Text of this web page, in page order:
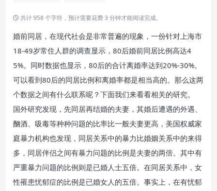
共计 958 个字符，预计需要花费 3 分钟才能阅读完成。
婚前同居，在现代社会是非常普遍的现象，一份针对上海市
18-49岁常住人群的调查显示，80后婚前同居比例高达4
5%。同时数据也显示，80后的合计离婚率达到20%-30%。
可以看到80后的同居比例和离婚率都是相当高的。那么这两
个数据之间有什么联系呢？下面我们来看看相关的研究。
国外研究发现，先同居再结婚的夫妻，其婚后遭遇的外遇、
酗酒、吸毒等种种问题的比率比一般夫妻更高，美国权威家
庭暴力机构也发现，同居关系中的暴力比婚姻关系中的来得
多，同居伴侣之间有暴力问题的比例是夫妻的两倍。其中有
严重暴力问题的比例则是已婚人士五倍。在同居关系中，女
性罹患忧郁症的比例是已婚女人的五倍。事实上，在有忧郁